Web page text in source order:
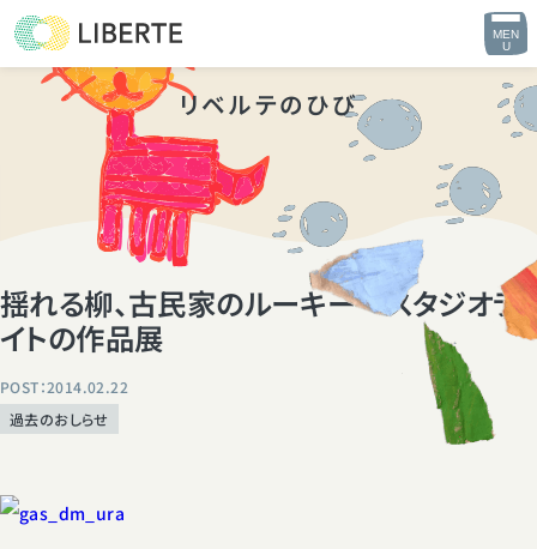
MEN
U
リベルテのひび
揺れる柳、古民家のルーキー スタジオラ
イトの作品展
POST：2014.02.22
過去のおしらせ